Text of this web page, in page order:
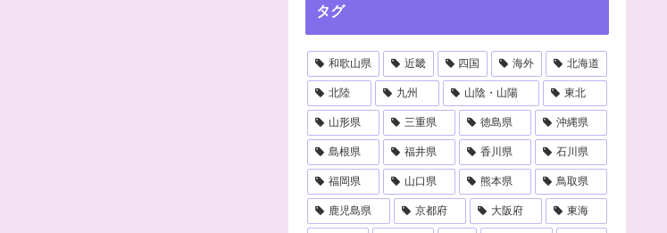
タグ
和歌山県 近畿 四国 海外 北海道
北陸 九州 山陰・山陽 東北
山形県 三重県 徳島県 沖縄県
島根県 福井県 香川県 石川県
福岡県 山口県 熊本県 鳥取県
鹿児島県 京都府 大阪府 東海